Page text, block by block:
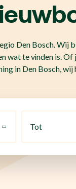
Den Bosch. Wij
wat te vinden is.Of
in Den Bosch,
Tot